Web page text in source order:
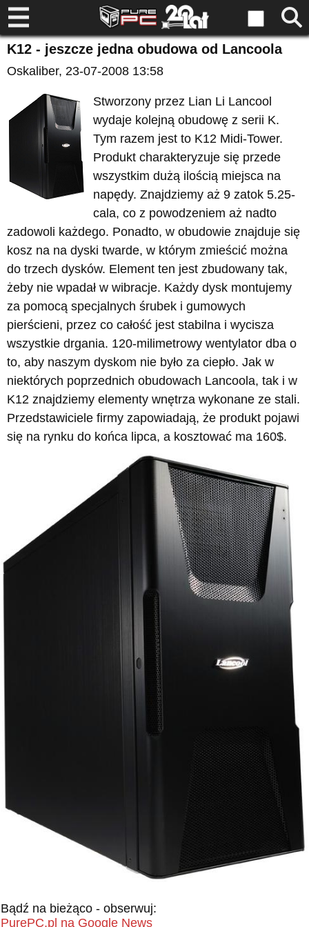
K12 - jeszcze jedna obudowa od Lancoola
Oskaliber, 23-07-2008 13:58
Stworzony przez Lian Li Lancool
wydaje kolejną obudowę z serii K.
Tym razem jest to K12 Midi-Tower.
Produkt charakteryzuje się przede
wszystkim dużą ilością miejsca na
napędy. Znajdziemy aż 9 zatok 5.25-
cala, co z powodzeniem aż nadto
zadowoli każdego. Ponadto, w obudowie znajduje się
kosz na na dyski twarde, w którym zmieścić można
do trzech dysków. Element ten jest zbudowany tak,
żeby nie wpadał w wibracje. Każdy dysk montujemy
za pomocą specjalnych śrubek i gumowych
pierścieni, przez co całość jest stabilna i wycisza
wszystkie drgania. 120-milimetrowy wentylator dba o
to, aby naszym dyskom nie było za ciepło. Jak w
niektórych poprzednich obudowach Lancoola, tak i w
K12 znajdziemy elementy wnętrza wykonane ze stali.
Przedstawiciele firmy zapowiadają, że produkt pojawi
się na rynku do końca lipca, a kosztować ma 160$.
Bądź na bieżąco - obserwuj:
PurePC.pl na Google News